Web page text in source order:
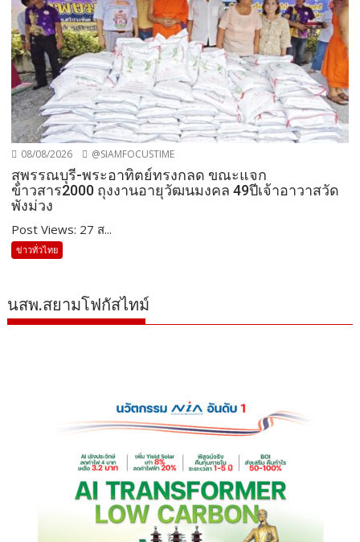
08/08/2026 @SIAMFOCUSTIME
สุพรรณบุรี-พระอาทิตย์ทรงกลด ขณะแจก
ข้าวสาร2000 ถุงงานอายุวัฒนมงคล 49ปีเจ้าอาวาสวัด
พังม่วง
Post Views: 27 ส...
ข่าวทั่วไทย
นสพ.สยามโฟกัสไทม์